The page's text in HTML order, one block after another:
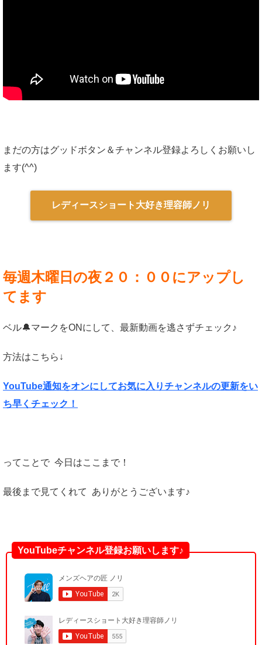
まだの方はグッドボタン＆チャンネル登録よろしくお願いし
ます(^^)
レディースショート大好き理容師ノリ
毎週木曜日の夜２０：００にアップし
てます
ベル🔔マークをONにして、最新動画を逃さずチェック♪
方法はこちら↓
YouTube通知をオンにしてお気に入りチャンネルの更新をい
ち早くチェック！
ってことで 今日はここまで！
最後まで見てくれて ありがとうございます♪
YouTubeチャンネル登録お願いします♪